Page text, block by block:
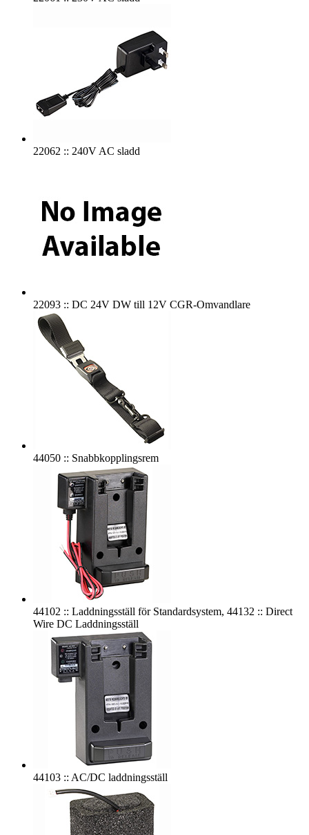
22062 :: 240V AC sladd
22093 :: DC 24V DW till 12V CGR-Omvandlare
44050 :: Snabbkopplingsrem
44102 :: Laddningsställ för Standardsystem, 44132 :: Direct
Wire DC Laddningsställ
44103 :: AC/DC laddningsställ